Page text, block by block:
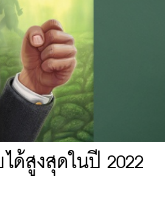
ด้สูงสุดในปี 2022